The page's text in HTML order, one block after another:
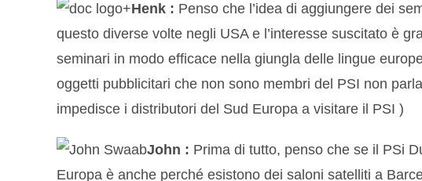
Henk : Penso che l’idea di aggiungere dei
questo diverse volte negli USA e l’interesse suscitato è
seminari in modo efficace nella giungla delle lingue
oggetti pubblicitari che non sono membri del PSI non
impedisce i distributori del Sud Europa a visitare il PSI )
John : Prima di tutto, penso che se il PSi
Europa è anche perché esistono dei saloni satelliti a